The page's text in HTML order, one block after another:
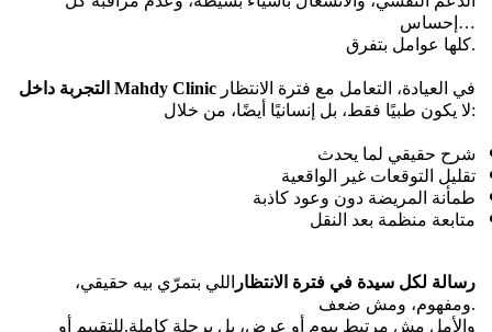
إحساس…
كلها عوامل بتفرق.
التجربة داخل Mahdy Clinic
لا يكون طبيًا فقط، بل إنسانيًا أيضًا، من خلال:
شرح حقيقي لما يحدث
تقليل التوقعات غير الواقعية
طمأنة المريضة دون وعود كاذبة
متابعة منظمة بعد النقل
رسالة لكل سيدة في فترة الانتظار
ومفهوم، ومش ضعف.
والأمل مش مرتبط بيوم أو عرض، بل برحلة كاملة.